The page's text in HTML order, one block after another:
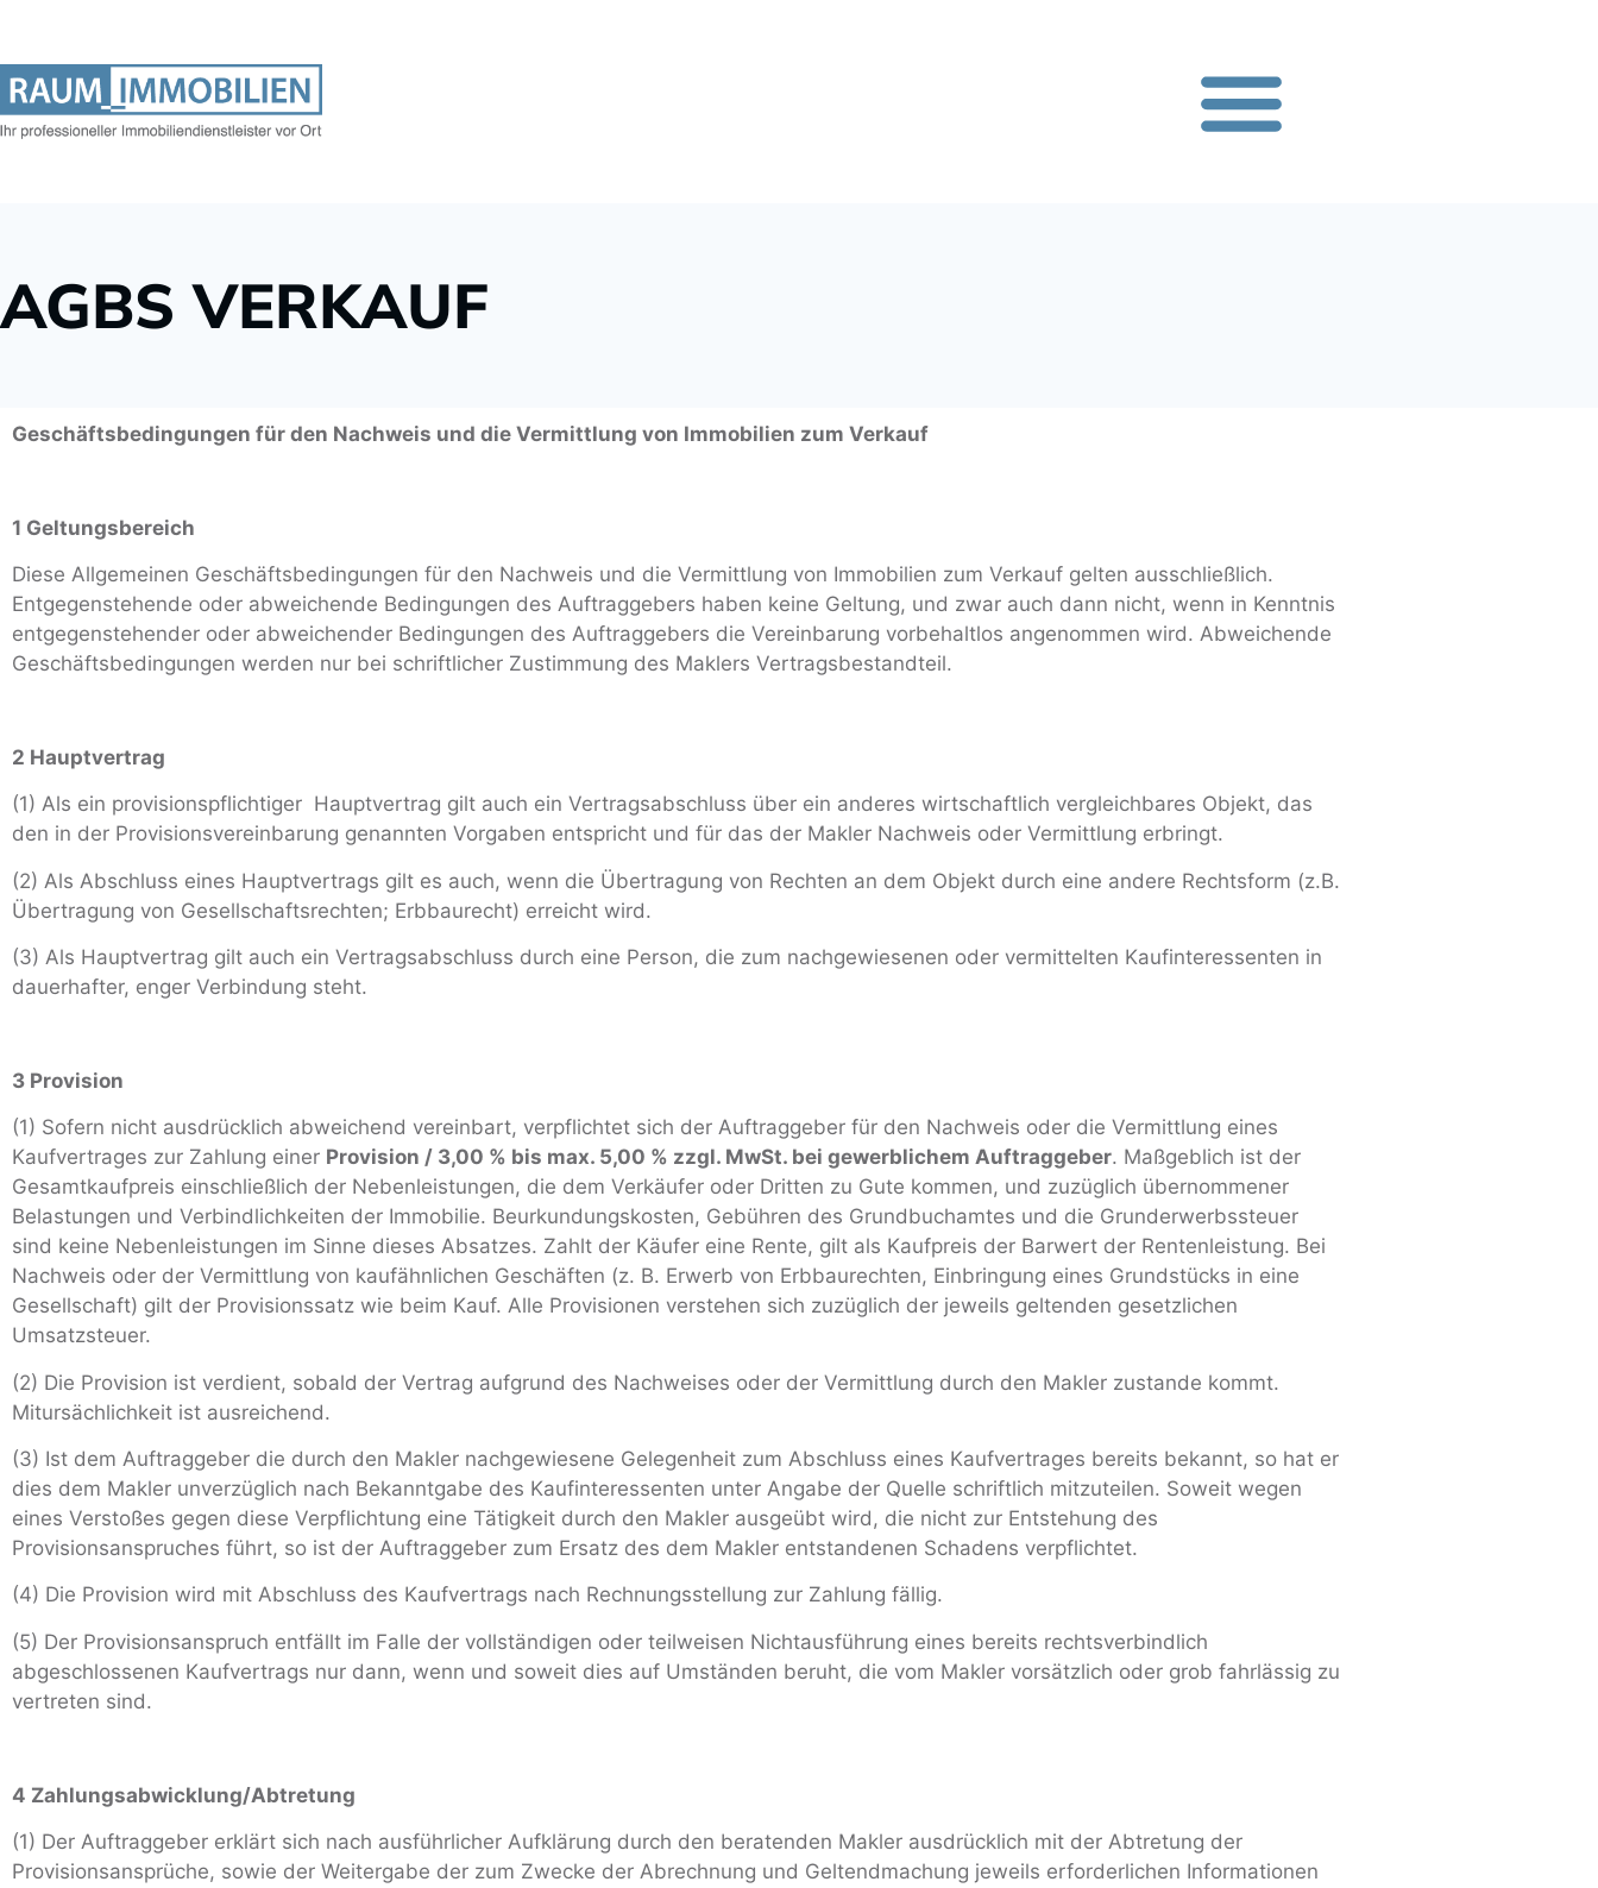
AGBS VERKAUF
Geschäftsbedingungen für den Nachweis und die Vermittlung von Immobilien zum Verkauf
1 Geltungsbereich
Diese Allgemeinen Geschäftsbedingungen für den Nachweis und die Vermittlung von Immobilien zum Verkauf gelten ausschließlich.
Entgegenstehende oder abweichende Bedingungen des Auftraggebers haben keine Geltung, und zwar auch dann nicht, wenn in Kenntnis
entgegenstehender oder abweichender Bedingungen des Auftraggebers die Vereinbarung vorbehaltlos angenommen wird. Abweichende
Geschäftsbedingungen werden nur bei schriftlicher Zustimmung des Maklers Vertragsbestandteil.
2 Hauptvertrag
(1) Als ein provisionspflichtiger Hauptvertrag gilt auch ein Vertragsabschluss über ein anderes wirtschaftlich vergleichbares Objekt, das
den in der Provisionsvereinbarung genannten Vorgaben entspricht und für das der Makler Nachweis oder Vermittlung erbringt.
(2) Als Abschluss eines Hauptvertrags gilt es auch, wenn die Übertragung von Rechten an dem Objekt durch eine andere Rechtsform (z.B.
Übertragung von Gesellschaftsrechten; Erbbaurecht) erreicht wird.
(3) Als Hauptvertrag gilt auch ein Vertragsabschluss durch eine Person, die zum nachgewiesenen oder vermittelten Kaufinteressenten in
dauerhafter, enger Verbindung steht.
3 Provision
(1) Sofern nicht ausdrücklich abweichend vereinbart, verpflichtet sich der Auftraggeber für den Nachweis oder die Vermittlung eines
Kaufvertrages zur Zahlung einer Provision / 3,00 % bis max. 5,00 % zzgl. MwSt. bei gewerblichem Auftraggeber. Maßgeblich ist der
Gesamtkaufpreis einschließlich der Nebenleistungen, die dem Verkäufer oder Dritten zu Gute kommen, und zuzüglich übernommener
Belastungen und Verbindlichkeiten der Immobilie. Beurkundungskosten, Gebühren des Grundbuchamtes und die Grunderwerbssteuer
sind keine Nebenleistungen im Sinne dieses Absatzes. Zahlt der Käufer eine Rente, gilt als Kaufpreis der Barwert der Rentenleistung. Bei
Nachweis oder der Vermittlung von kaufähnlichen Geschäften (z. B. Erwerb von Erbbaurechten, Einbringung eines Grundstücks in eine
Gesellschaft) gilt der Provisionssatz wie beim Kauf. Alle Provisionen verstehen sich zuzüglich der jeweils geltenden gesetzlichen
Umsatzsteuer.
(2) Die Provision ist verdient, sobald der Vertrag aufgrund des Nachweises oder der Vermittlung durch den Makler zustande kommt.
Mitursächlichkeit ist ausreichend.
(3) Ist dem Auftraggeber die durch den Makler nachgewiesene Gelegenheit zum Abschluss eines Kaufvertrages bereits bekannt, so hat er
dies dem Makler unverzüglich nach Bekanntgabe des Kaufinteressenten unter Angabe der Quelle schriftlich mitzuteilen. Soweit wegen
eines Verstoßes gegen diese Verpflichtung eine Tätigkeit durch den Makler ausgeübt wird, die nicht zur Entstehung des
Provisionsanspruches führt, so ist der Auftraggeber zum Ersatz des dem Makler entstandenen Schadens verpflichtet.
(4) Die Provision wird mit Abschluss des Kaufvertrags nach Rechnungsstellung zur Zahlung fällig.
(5) Der Provisionsanspruch entfällt im Falle der vollständigen oder teilweisen Nichtausführung eines bereits rechtsverbindlich
abgeschlossenen Kaufvertrags nur dann, wenn und soweit dies auf Umständen beruht, die vom Makler vorsätzlich oder grob fahrlässig zu
vertreten sind.
4 Zahlungsabwicklung/Abtretung
(1) Der Auftraggeber erklärt sich nach ausführlicher Aufklärung durch den beratenden Makler ausdrücklich mit der Abtretung der
Provisionsansprüche, sowie der Weitergabe der zum Zwecke der Abrechnung und Geltendmachung jeweils erforderlichen Informationen